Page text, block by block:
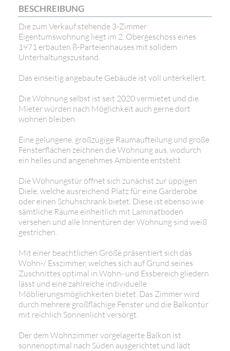
BESCHREIBUNG
Die zum Verkauf stehende 3-Zimmer
Eigentumswohnung liegt im 2. Obergeschoss eines
1971 erbauten 8-Parteienhauses mit solidem
Unterhaltungszustand.
Das einseitig angebaute Gebäude ist voll unterkellert.
Die Wohnung selbst ist seit 2020 vermietet und die
Mieter würden nach Möglichkeit auch gerne dort
wohnen bleiben.
Eine gelungene, großzügige Raumaufteilung und große
Fensterflächen zeichnen die Wohnung aus, wodurch
ein helles und angenehmes Ambiente entsteht.
Die Wohnungstür öffnet sich zunächst zur üppigen
Diele, welche ausreichend Platz für eine Garderobe
oder einen Schuhschrank bietet. Diese ist ebenso wie
sämtliche Räume einheitlich mit Laminatboden
versehen und alle Innentüren der Wohnung sind weiß
gestrichen.
Mit einer beachtlichen Größe präsentiert sich das
Wohn-/ Esszimmer, welches sich auf Grund seines
Zuschnittes optimal in Wohn- und Essbereich gliedern
lässt und eine zahlreiche individuelle
Möblierungsmöglichkeiten bietet. Das Zimmer wird
durch mehrere großflächige Fenster und die Balkontür
mit reichlich Sonnenlicht versorgt.
Der dem Wohnzimmer vorgelagerte Balkon ist
sonnenoptimal nach Süden ausgerichtet und lädt